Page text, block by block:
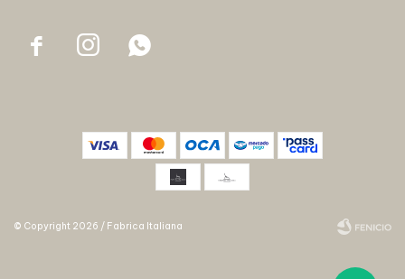
  
© Copyright 2026 / Fabrica Italiana